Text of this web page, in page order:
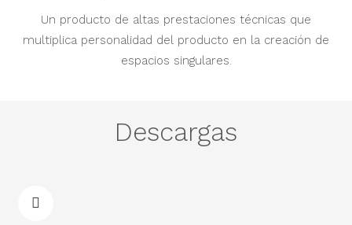
Un producto de altas prestaciones técnicas que
multiplica personalidad del producto en la creación de
espacios singulares.
Descargas